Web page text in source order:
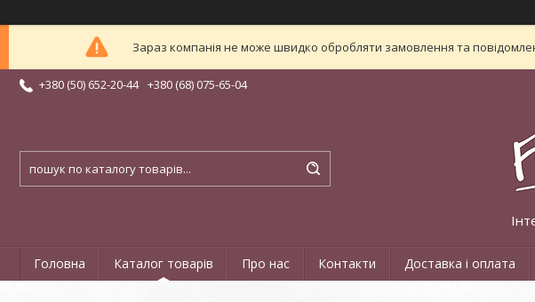
Зараз компанія не може швидко обробляти замовлення та
+380 (50) 652-20-44 +380 (68) 075-65-04
Головна Каталог товарів Про нас Контакти Доставка і оплата